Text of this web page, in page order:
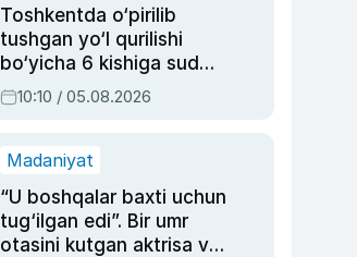
Toshkentda o‘pirilib
tushgan yo‘l qurilishi
bo‘yicha 6 kishiga sud
hukmi o‘qildi
10:10 / 05.08.2026
Madaniyat
“U boshqalar baxti uchun
tug‘ilgan edi”. Bir umr
otasini kutgan aktrisa va